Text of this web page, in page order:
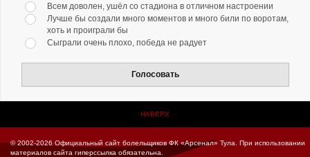
Всем доволен, ушёл со стадиона в отличном настроении
Лучше бы создали много моментов и много били по воротам,
хоть и проиграли бы
Сыграли очень плохо, победа не радует
Голосовать
НАВЕРХ
© 2002-2026 Официальный сайт болельщиков ФК «Арсенал» Тула.
При использовании
материалов сайта гиперссылка обязательна.